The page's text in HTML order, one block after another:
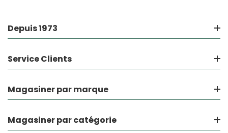
Depuis 1973
Service Clients
Magasiner par marque
Magasiner par catégorie